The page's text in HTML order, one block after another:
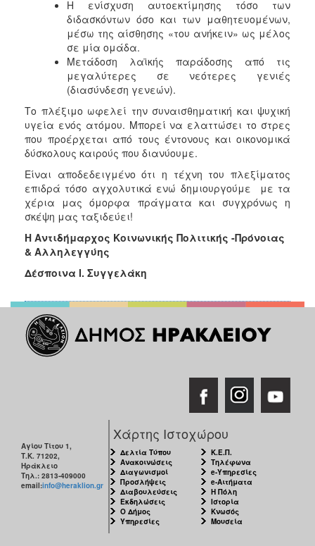
Απινιδωτές
ΔΗΜΟΣ
ΠΟΛΙΤΙΣΜΟΣ
Η ενίσχυση αυτοεκτίμησης τόσο των
διδασκόντων όσο και των μαθητευομένων,
μέσω της αίσθησης «του ανήκειν» ως μέλος
σε μία ομάδα.
Μετάδοση λαϊκής παράδοσης από τις
μεγαλύτερες σε νεότερες γενιές
(διασύνδεση γενεών).
Το πλέξιμο ωφελεί την συναισθηματική και ψυχική
υγεία ενός ατόμου. Μπορεί να ελαττώσει το στρες
που προέρχεται από τους έντονους και οικονομικά
δύσκολους καιρούς που διανύουμε.
Eίναι αποδεδειγμένο ότι η τέχνη του πλεξίματος
επιδρά τόσο αγχολυτικά ενώ δημιουργoύμε με τα
χέρια μας όμορφα πράγματα και συγχρόνως η
σκέψη μας ταξιδεύει!
Η Αντιδήμαρχος Κοινωνικής Πολιτικής -Πρόνοιας
& Αλληλεγγύης
Δέσποινα Ι. Συγγελάκη
Αγίου Τίτου 1,
Τ.Κ. 71202,
Ηράκλειο
Τηλ.: 2813-409000
email:info@heraklion.gr
Χάρτης Ιστοχώρου
Δελτία Τύπου
Ανακοινώσεις
Διαγωνισμοί
Προσλήψεις
Διαβουλεύσεις
Εκδηλώσεις
Ο Δήμος
Υπηρεσίες
Κ.Ε.Π.
Τηλέφωνα
e-Υπηρεσίες
e-Αιτήματα
Η Πόλη
Ιστορία
Κνωσός
Μουσεία